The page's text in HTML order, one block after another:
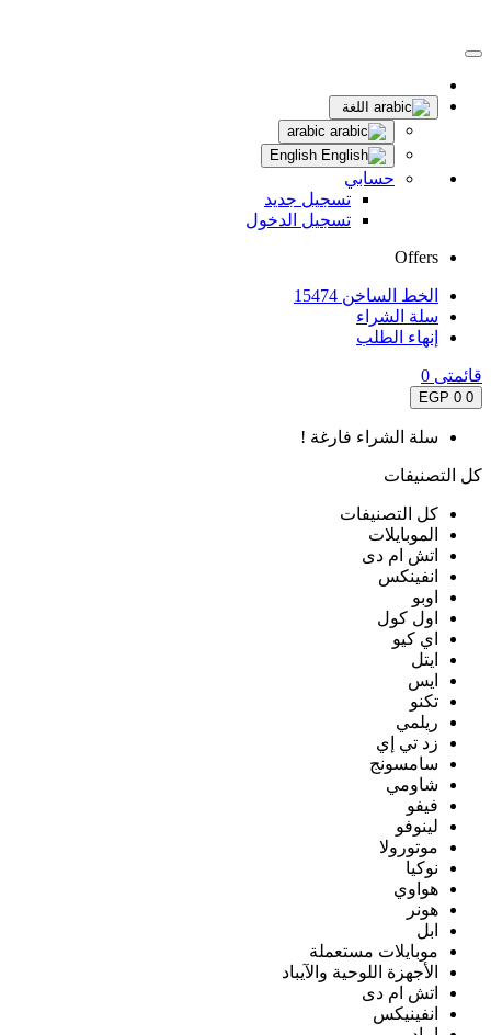
اللغة
حسابي
تسجيل جديد
تسجيل الدخول
Offers
الخط الساخن 15474
سلة الشراء
إنهاء الطلب
قائمتى 0
0
0 EGP
سلة الشراء فارغة !
كل التصنيفات
كل التصنيفات
الموبايلات
اتش ام دى
انفينكس
اوبو
اول كول
اي كيو
ايتل
ايس
تكنو
ريلمي
زد تي إي
سامسونج
شاومي
فيفو
لينوفو
موتورولا
نوكيا
هواوي
هونر
ابل
موبايلات مستعملة
الأجهزة اللوحية والآيباد
اتش ام دى
انفينيكس